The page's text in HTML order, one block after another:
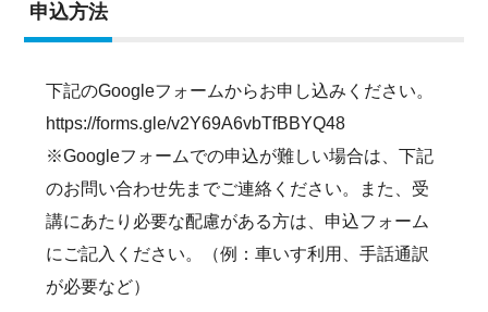
申込方法
下記のGoogleフォームからお申し込みください。
https://forms.gle/v2Y69A6vbTfBBYQ48
※Googleフォームでの申込が難しい場合は、下記
のお問い合わせ先までご連絡ください。また、受
講にあたり必要な配慮がある方は、申込フォーム
にご記入ください。（例：車いす利用、手話通訳
が必要など）